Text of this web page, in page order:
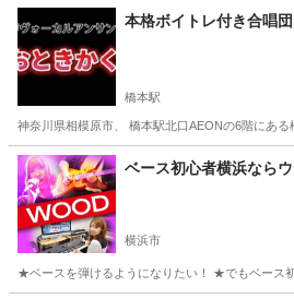
神奈川 藤沢市 藤沢駅 ギター レ
本格ボイトレ付き合唱
橋本駅
神奈川県相模原市、 橋本駅北口AEONの6階にあ
神奈川 相模原市 橋本駅 ボーカル
ベース初心者横浜ならウ
横浜市
★ベースを弾けるようになりたい！ ★でもベース